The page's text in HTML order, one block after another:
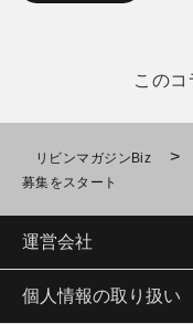
この
リビンマガジンBiz >
募集をスタート
運営会社
個人情報の取り扱い